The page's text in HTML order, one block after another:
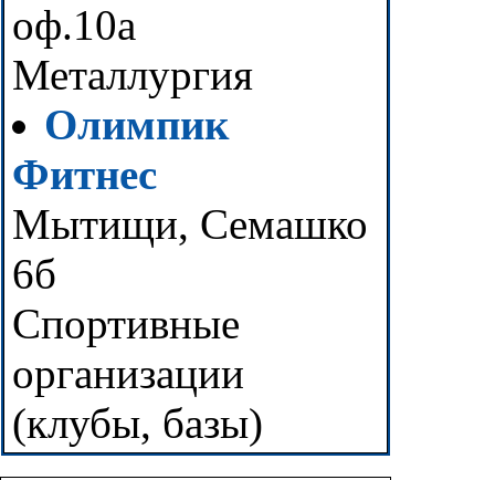
оф.10а
Металлургия
Олимпик
Фитнес
Мытищи, Семашко
6б
Спортивные
организации
(клубы, базы)